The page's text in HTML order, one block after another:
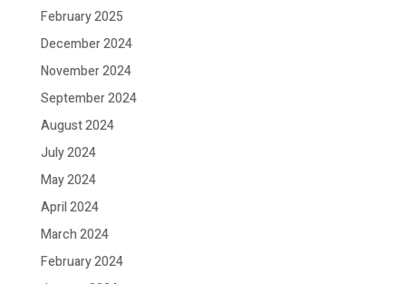
February 2025
December 2024
November 2024
September 2024
August 2024
July 2024
May 2024
April 2024
March 2024
February 2024